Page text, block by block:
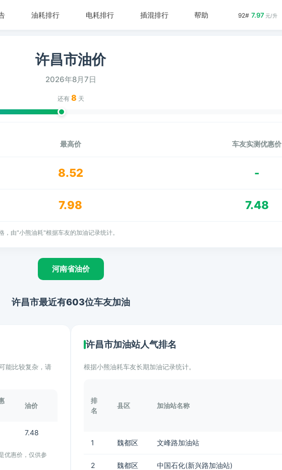
92# 7.97 元/升
油耗排行 电耗排行 插混排行 帮助
许昌市油价
2026年8月7日
还有 8 天
最高价 车友实测优惠价
8.52 -
7.98 7.48
由"小熊油耗"根据车友的加油记录统计。
河南省油价
许昌市最近有603位车友加油
能比较复杂，请
油价
7.48
优惠价，仅供参
许昌市加油站人气排名
根据小熊油耗车友长期加油记录统计。
排
名
县区 加油站名称
1 魏都区 文峰路加油站
2 魏都区 中国石化(新兴路加油站)